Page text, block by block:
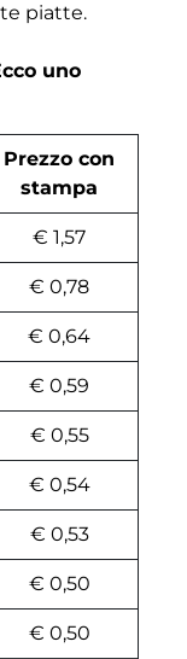
piatte.
uno
Prezzo con
stampa
€ 1,57
€ 0,78
€ 0,64
€ 0,59
€ 0,55
€ 0,54
€ 0,53
€ 0,50
€ 0,50